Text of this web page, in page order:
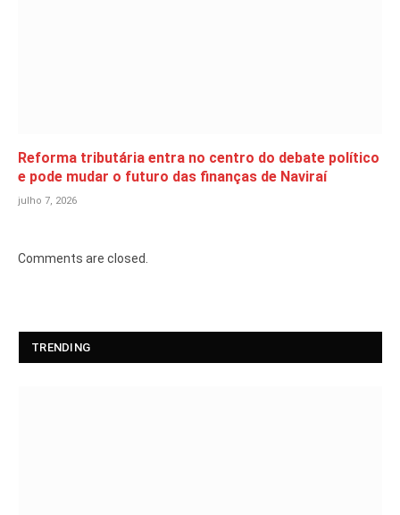
Reforma tributária entra no centro do debate político
e pode mudar o futuro das finanças de Naviraí
julho 7, 2026
Comments are closed.
TRENDING